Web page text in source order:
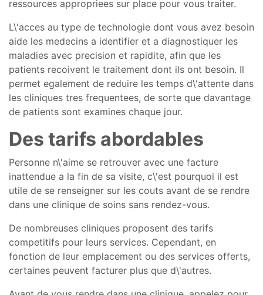
ressources appropriees sur place pour vous traiter.
L\'acces au type de technologie dont vous avez besoin
aide les medecins a identifier et a diagnostiquer les
maladies avec precision et rapidite, afin que les
patients recoivent le traitement dont ils ont besoin. Il
permet egalement de reduire les temps d\'attente dans
les cliniques tres frequentees, de sorte que davantage
de patients sont examines chaque jour.
Des tarifs abordables
Personne n\'aime se retrouver avec une facture
inattendue a la fin de sa visite, c\'est pourquoi il est
utile de se renseigner sur les couts avant de se rendre
dans une clinique de soins sans rendez-vous.
De nombreuses cliniques proposent des tarifs
competitifs pour leurs services. Cependant, en
fonction de leur emplacement ou des services offerts,
certaines peuvent facturer plus que d\'autres.